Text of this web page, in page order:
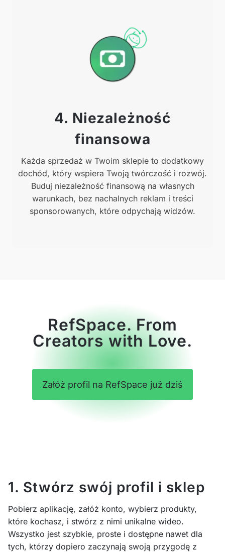
4. Niezależność
finansowa
Każda sprzedaż w Twoim sklepie to dodatkowy
dochód, który wspiera Twoją twórczość i rozwój.
Buduj niezależność finansową na własnych
warunkach, bez nachalnych reklam i treści
sponsorowanych, które odpychają widzów.
RefSpace. From
Creators with Love.
Załóż profil na RefSpace już dziś
1. Stwórz swój profil i sklep
Pobierz aplikację, załóż konto, wybierz produkty,
które kochasz, i stwórz z nimi unikalne wideo.
Wszystko jest szybkie, proste i dostępne nawet dla
tych, którzy dopiero zaczynają swoją przygodę z